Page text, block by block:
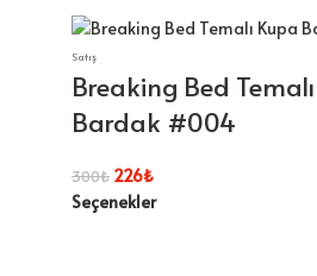
Satış
Breaking Bed
Bardak #004
300₺ 226₺
Seçenekler